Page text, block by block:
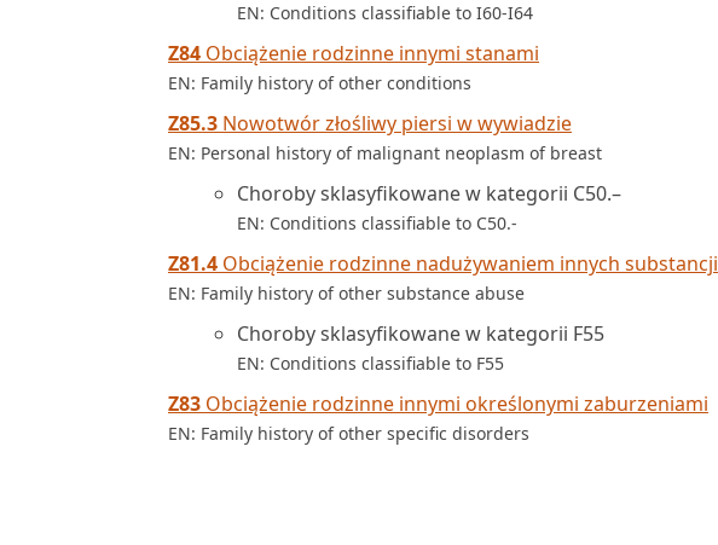
EN: Conditions classifiable to I60-I64
Z84 Obciążenie rodzinne innymi stanami
EN: Family history of other conditions
Z85.3 Nowotwór złośliwy piersi w wywiadzie
EN: Personal history of malignant neoplasm of breast
Choroby sklasyfikowane w kategorii C50.–
EN: Conditions classifiable to C50.-
Z81.4 Obciążenie rodzinne nadużywaniem innych substancji
EN: Family history of other substance abuse
Choroby sklasyfikowane w kategorii F55
EN: Conditions classifiable to F55
Z83 Obciążenie rodzinne innymi określonymi zaburzeniami
EN: Family history of other specific disorders